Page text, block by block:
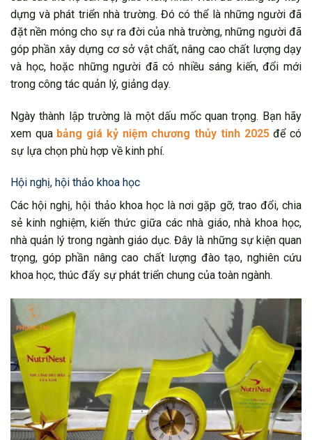
dựng và phát triển nhà trường. Đó có thể là những người đã
đặt nền móng cho sự ra đời của nhà trường, những người đã
góp phần xây dựng cơ sở vật chất, nâng cao chất lượng dạy
và học, hoặc những người đã có nhiều sáng kiến, đổi mới
trong công tác quản lý, giảng dạy.
Ngày thành lập trường là một dấu mốc quan trọng. Bạn hãy
xem qua bảng giá kỷ niệm chương thủy tinh 2025để có
sự lựa chọn phù hợp về kinh phí.
Hội nghị, hội thảo khoa học
Các hội nghị, hội thảo khoa học là nơi gặp gỡ, trao đổi, chia
sẻ kinh nghiệm, kiến thức giữa các nhà giáo, nhà khoa học,
nhà quản lý trong ngành giáo dục. Đây là những sự kiện quan
trọng, góp phần nâng cao chất lượng đào tạo, nghiên cứu
khoa học, thúc đẩy sự phát triển chung của toàn ngành.